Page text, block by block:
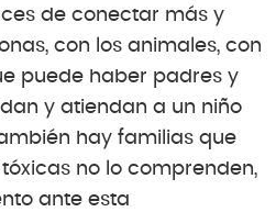
de conectar más y
con los animales, con
puede haber padres y
y atiendan a un niño
hay familias que
no lo comprenden,
ante esta